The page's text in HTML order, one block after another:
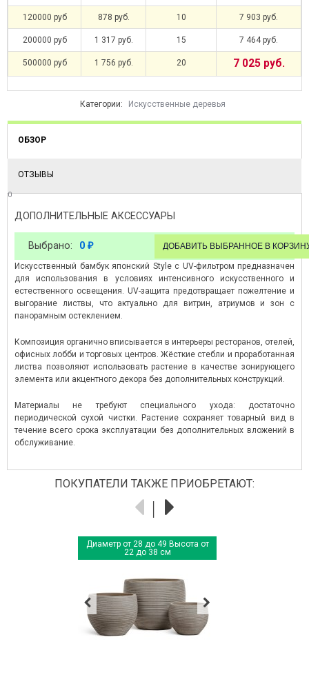
120000 руб 878 руб. 10 7 903 руб.
200000 руб 1 317 руб. 15 7 464 руб.
500000 руб 1 756 руб. 20 7 025 руб.
Категории: Искусственные деревья
ОБЗОР
ОТЗЫВЫ
0
ДОПОЛНИТЕЛЬНЫЕ АКСЕССУАРЫ
Выбрано: 0 ₽
Искусственный бамбук японский Style с UV-фильтром предназначен
для использования в условиях интенсивного искусственного и
естественного освещения. UV-защита предотвращает пожелтение и
выгорание листвы, что актуально для витрин, атриумов и зон с
панорамным остеклением.
Композиция органично вписывается в интерьеры ресторанов, отелей,
офисных лобби и торговых центров. Жёсткие стебли и проработанная
листва позволяют использовать растение в качестве зонирующего
элемента или акцентного декора без дополнительных конструкций.
Материалы не требуют специального ухода: достаточно
периодической сухой чистки. Растение сохраняет товарный вид в
течение всего срока эксплуатации без дополнительных вложений в
обслуживание.
ПОКУПАТЕЛИ ТАКЖЕ ПРИОБРЕТАЮТ:
Диаметр от 28 до 49 Высота от
22 до 38 см